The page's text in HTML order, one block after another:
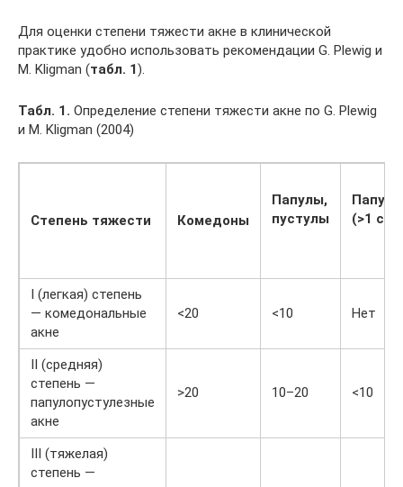
Для оценки степени тяжести акне в клинической
практике удобно использовать рекомендации G. Plewig и
M. Kligman (табл. 1).
Табл. 1. Определение степени тяжести акне по G. Plewig
и M. Kligman (2004)
Степень тяжести Комедоны
Папулы,
пустулы
Папулы
(>1 см)
I (легкая) степень
— комедональные
акне
<20 <10 Нет
II (средняя)
степень —
папулопустулезные
акне
>20 10–20 <10
III (тяжелая)
степень —